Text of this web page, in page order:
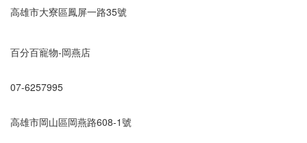
高雄市大寮區鳳屏一路35號
百分百寵物-岡燕店
07-6257995
高雄市岡山區岡燕路608-1號